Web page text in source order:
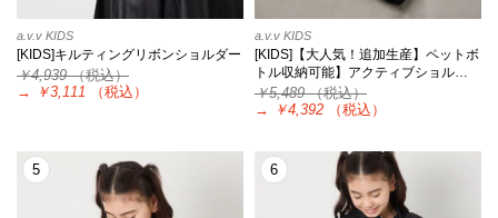
a.v.v KIDS
[KIDS]キルティングリボンショルダー
￥4,939（税込）
→
￥3,111 （税込）
a.v.v KIDS
[KIDS]【大人気！追加生産】ペットボ
トル収納可能】アクティブショル…
￥5,489（税込）
→
￥4,392 （税込）
5 6